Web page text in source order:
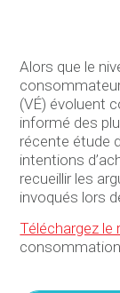
Alors que le
(VÉ) évoluent
informé des
récente étude
intentions
recueillir les
invoqués lors
Téléchargez le